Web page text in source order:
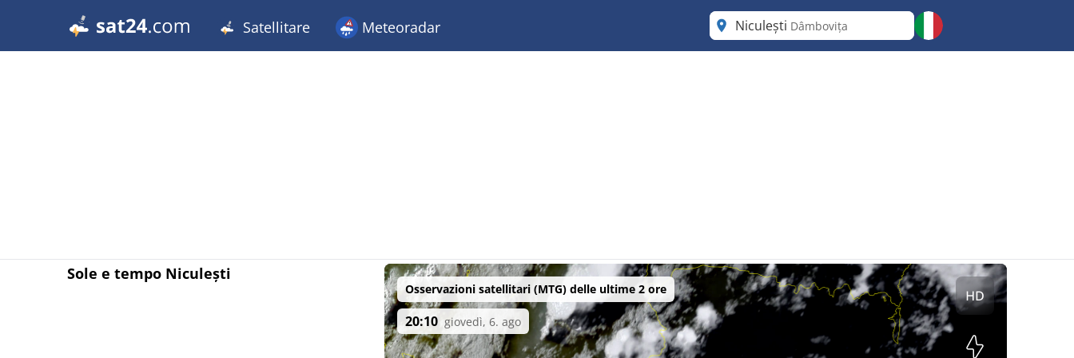
Satellitare Meteoradar Niculești Dâmbovița
Sole e tempo Niculești
Osservazioni satellitari (MTG) delle ultime 2 ore
20:10 giovedì, 6. ago